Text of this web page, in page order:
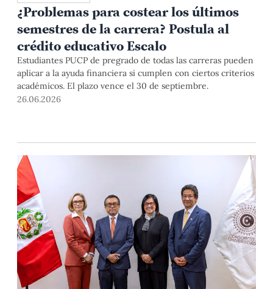
¿Problemas para costear los últimos
semestres de la carrera? Postula al
crédito educativo Escalo
Estudiantes PUCP de pregrado de todas las carreras pueden
aplicar a la ayuda financiera si cumplen con ciertos criterios
académicos. El plazo vence el 30 de septiembre.
26.06.2026